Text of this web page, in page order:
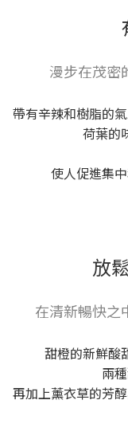
漫步在茂密
帶有辛辣和樹脂的
荷葉的
使人促進集
放
在清新暢快之
甜橙的新鮮酸
兩
再加上薰衣草的芳